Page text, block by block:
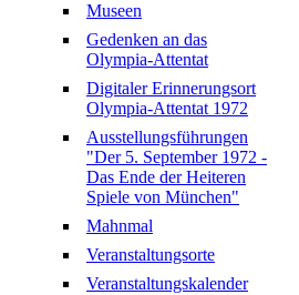
Museen
Gedenken an das
Olympia-Attentat
Digitaler Erinnerungsort
Olympia-Attentat 1972
Ausstellungsführungen
"Der 5. September 1972 -
Das Ende der Heiteren
Spiele von München"
Mahnmal
Veranstaltungsorte
Veranstaltungskalender